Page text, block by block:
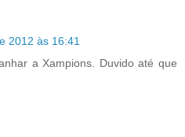
2012 às 16:41
a Xampions. Duvido até que